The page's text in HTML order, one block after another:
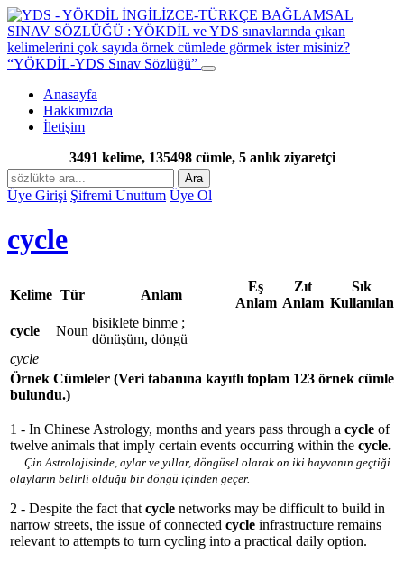
“YÖKDİL-YDS Sınav Sözlüğü”
Anasayfa
Hakkımızda
İletişim
3491 kelime, 135498 cümle, 5 anlık ziyaretçi
Ara
Üye Girişi Şifremi Unuttum Üye Ol
cycle
Kelime Tür Anlam
Eş
Anlam
Zıt
Anlam
Sık
Kullanılan
cycle
Noun
bisiklete binme ;
dönüşüm, döngü
cycle
Örnek Cümleler (Veri tabanına kayıtlı toplam 123 örnek cümle
bulundu.)
1 - In Chinese Astrology, months and years pass through a cycle of
twelve animals that imply certain events occurring within the cycle.
Çin Astrolojisinde, aylar ve yıllar, döngüsel olarak on iki hayvanın geçtiği
olayların belirli olduğu bir döngü içinden geçer.
2 - Despite the fact that cycle networks may be difficult to build in
narrow streets, the issue of connected cycle infrastructure remains
relevant to attempts to turn cycling into a practical daily option.